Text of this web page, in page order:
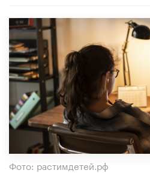
Фото: растимдетей.рф